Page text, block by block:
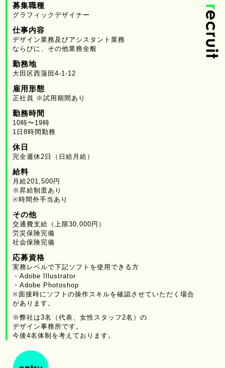
募集職種
グラフィックデザイナー
仕事内容
デザイン業務及びアシスタント業務
ならびに、その他業務全般
勤務地
大田区西蒲田4-1-12
雇用形態
正社員 ※試用期間あり
勤務時間
10時〜19時
1日8時間勤務
休日
完全週休2日（日給月給）
給料
月給201,500円
※昇給制度あり
※時間外手当あり
その他
交通費支給（上限30,000円）
労災保険完備
社会保険完備
応募資格
実務レベルで下記ソフトを使用できる方
・Adobe Illustrator
・Adobe Photoshop
※面接時にソフトの操作スキルを確認させていただく場合
があります。
※弊社は3名（代表、女性スタッフ2名）の
デザイン事務所です。
今後4名体制を考えております。